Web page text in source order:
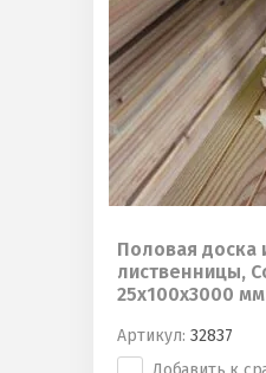
Половая доска
лиственницы,
25х100х3000 мм
Артикул: 32837